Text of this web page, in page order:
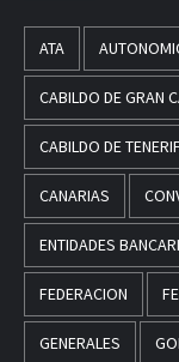
ATA
CABILDO DE GRAN
CABILDO DE
CANARIAS
ENTIDADES
FEDERACION
GENERALES